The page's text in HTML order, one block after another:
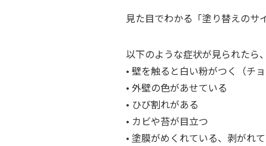
見た目でわかる「塗り替えのサ
以下のような症状が見られたら
• 壁を触ると白い粉がつく（チョ
• 外壁の色があせている
• ひび割れがある
• カビや苔が目立つ
• 塗膜がめくれている、剥がれ